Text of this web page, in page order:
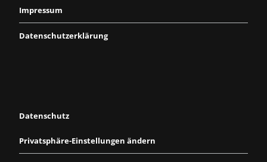
Impressum
Datenschutzerklärung
Datenschutz
Privatsphäre-Einstellungen ändern